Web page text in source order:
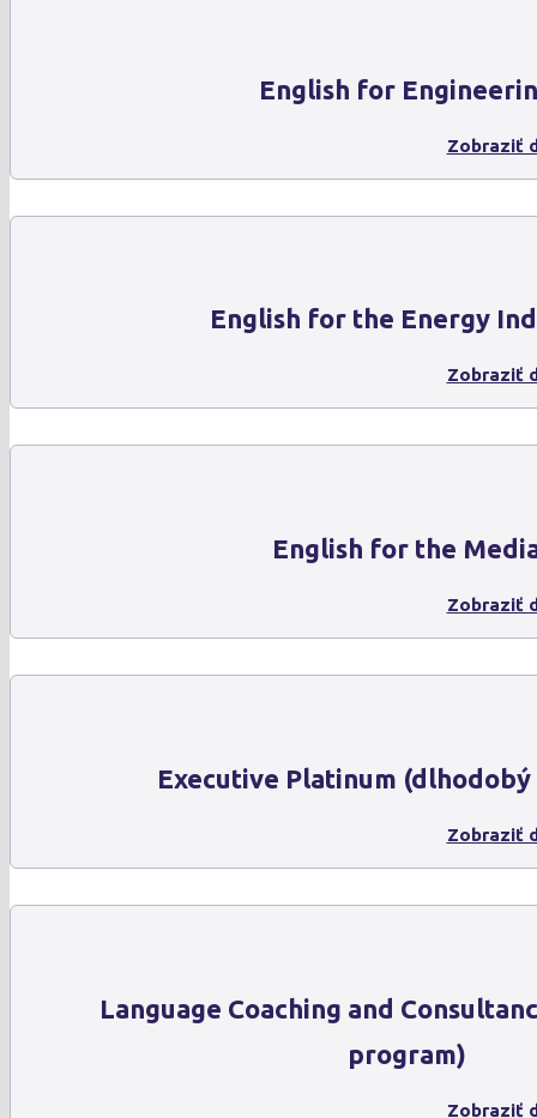
English for
Zobraziť
English for the Energy
Zobraziť
English for the
Zobraziť
Executive Platinum
Zobraziť
Language Coaching and
program)
Zobraziť